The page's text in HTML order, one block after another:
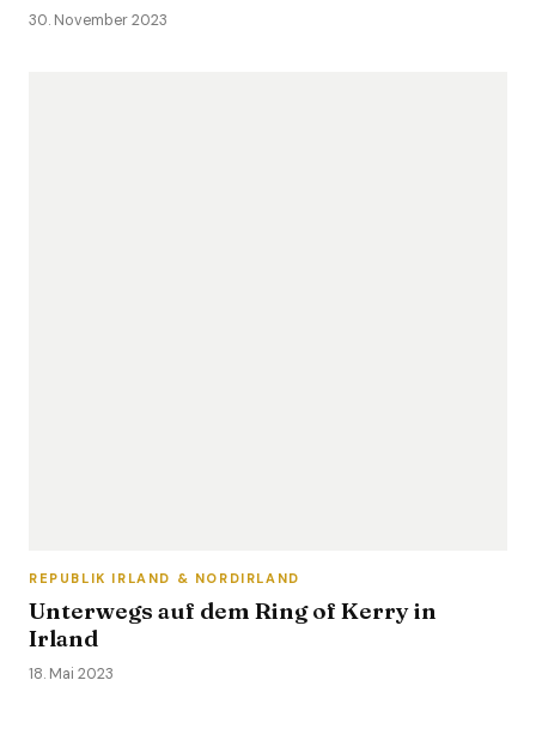
30. November 2023
REPUBLIK IRLAND & NORDIRLAND
Unterwegs auf dem Ring of Kerry in
Irland
18. Mai 2023